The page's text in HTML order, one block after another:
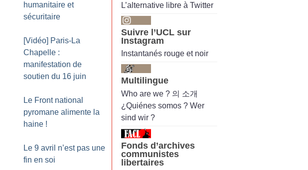
humanitaire et
sécuritaire
[Vidéo] Paris-La
Chapelle :
manifestation de
soutien du 16 juin
Le Front national
pyromane alimente la
haine !
Le 9 avril n’est pas une
fin en soi
L’alternative libre à Twitter
Suivre l’UCL sur
Instagram
Instantanés rouge et noir
Multilingue
Who are we ? 의 소개
¿Quiénes somos ? Wer
sind wir ?
Fonds d’archives
communistes
libertaires